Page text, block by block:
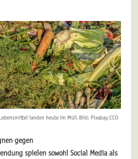
landen heute im Müll. Bild: Pixabay, CCO
gegen
spielen sowohl Social Media als